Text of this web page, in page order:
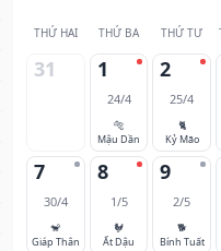
THỨ HAI THỨ BA THỨ TƯ
31 1
24/4
🐅
Mậu Dần
2
25/4
🐈
Kỷ Mão
7
30/4
🐒
Giáp Thân
8
1/5
🐓
Ất Dậu
9
2/5
🐕
Bính Tuất